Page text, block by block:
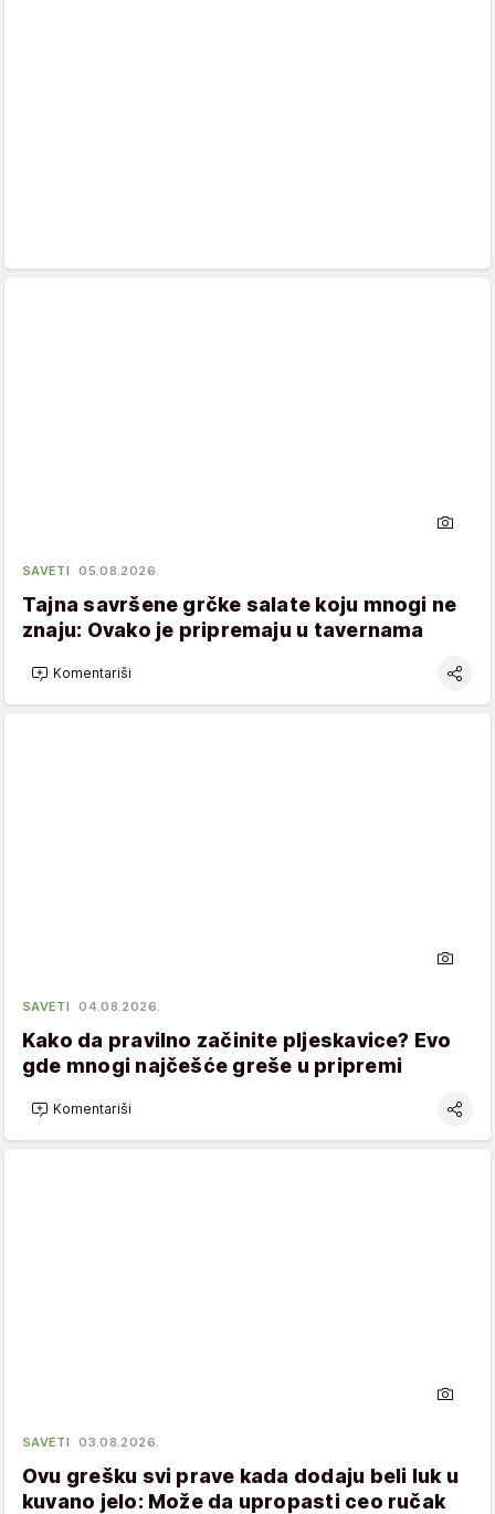
SAVETI 05.08.2026.
Tajna savršene grčke salate koju mnogi ne
znaju: Ovako je pripremaju u tavernama
Komentariši
SAVETI 04.08.2026.
Kako da pravilno začinite pljeskavice? Evo
gde mnogi najčešće greše u pripremi
Komentariši
SAVETI 03.08.2026.
Ovu grešku svi prave kada dodaju beli luk u
kuvano jelo: Može da upropasti ceo ručak